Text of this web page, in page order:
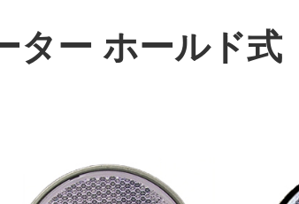
潤滑油
ター ホールド式